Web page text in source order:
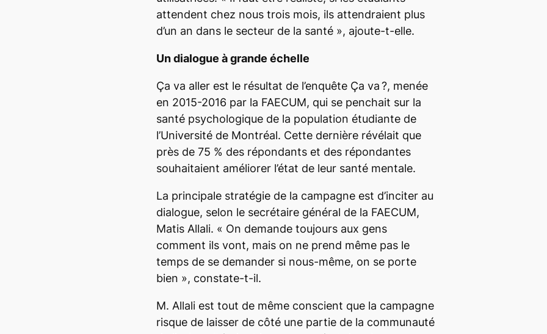
attendent chez nous trois mois, ils attendraient plus
d’un an dans le secteur de la santé », ajoute-t-elle.
Un dialogue à grande échelle
Ça va aller est le résultat de l’enquête Ça va ?, menée
en 2015-2016 par la FAECUM, qui se penchait sur la
santé psychologique de la population étudiante de
l’Université de Montréal. Cette dernière révélait que
près de 75 % des répondants et des répondantes
souhaitaient améliorer l’état de leur santé mentale.
La principale stratégie de la campagne est d’inciter au
dialogue, selon le secrétaire général de la FAECUM,
Matis Allali. « On demande toujours aux gens
comment ils vont, mais on ne prend même pas le
temps de se demander si nous-même, on se porte
bien », constate-t-il.
M. Allali est tout de même conscient que la campagne
risque de laisser de côté une partie de la communauté